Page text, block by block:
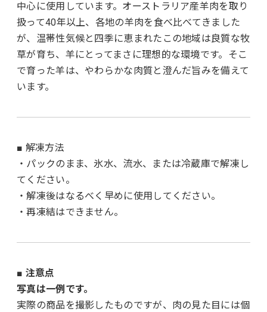
中心に使用しています。オーストラリア産羊肉を取り
扱って40年以上、各地の羊肉を食べ比べてきました
が、温帯性気候と四季に恵まれたこの地域は良質な牧
草が育ち、羊にとってまさに理想的な環境です。そこ
で育った羊は、やわらかな肉質と澄んだ旨みを備えて
います。
■ 解凍方法
・パックのまま、氷水、流水、または冷蔵庫で解凍し
てください。
・解凍後はなるべく早めに使用してください。
・再凍結はできません。
■ 注意点
写真は一例です。
実際の商品を撮影したものですが、肉の見た目には個